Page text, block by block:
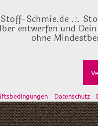
Stoff-Schmie.de .:.
entwerfen und
ohne
Datenschutz